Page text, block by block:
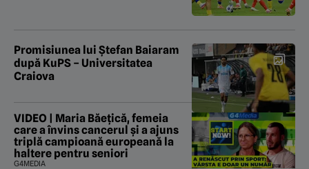
Promisiunea lui Ștefan Baiaram
după KuPS – Universitatea
Craiova
VIDEO | Maria Băețică, femeia
care a învins cancerul și a ajuns
triplă campioană europeană la
haltere pentru seniori
G4MEDIA